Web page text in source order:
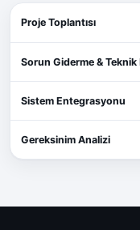
Proje Toplantısı
Sorun Giderme & Teknik
Sistem Entegrasyonu
Gereksinim Analizi